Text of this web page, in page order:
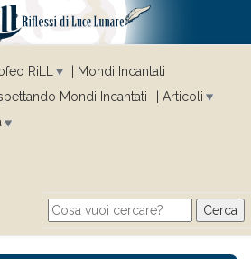
RiLL
Mondi Incantati
Mondi Incantati
Articoli
Search form
Cerca